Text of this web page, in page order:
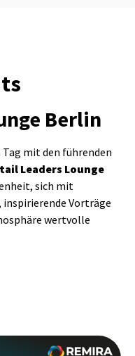
Berlin
Tag mit den führenden
Leaders Lounge
sich mit
inspirierende Vorträge
wertvolle